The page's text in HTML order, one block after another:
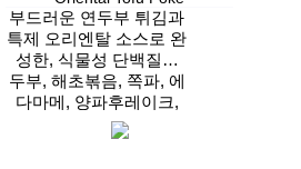
부드러운 연두부 튀김과
특제 오리엔탈 소스로 완
성한, 식물성 단백질로
가볍고 건강한 포케
두부, 해초볶음, 쪽파, 에
다마메, 양파후레이크,
적채, 방울토마토, 후리
카케